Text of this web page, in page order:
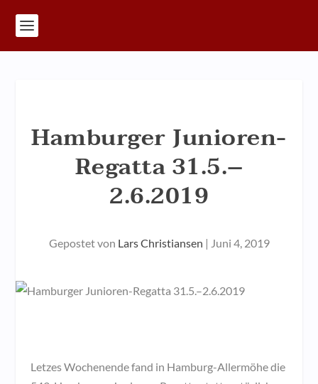
Hamburger Junioren-
Regatta 31.5.–
2.6.2019
Gepostet von Lars Christiansen | Juni 4, 2019
Letzes Wochenende fand in Hamburg-Allermöhe die